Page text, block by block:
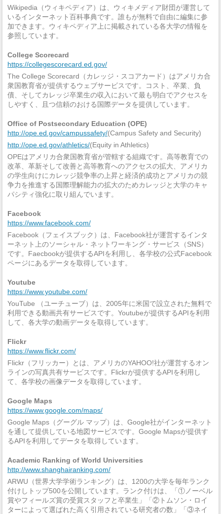
Wikipedia（ウィキペディア）は、ウィキメディア財団が運営して
いるインターネット百科事典です。誰もが無料で自由に編集に参
加できます。ウィキペディア上に掲載されている各大学の情報を
参照しています。
College Scorecard
https://collegescorecard.ed.gov/
The College Scorecard（カレッジ・スコアカード）はアメリカ合
衆国教育省が提供するウェブサービスです。コスト、卒業、負
債、そしてカレッジ卒業生の収入において最も明白でアクセスを
しやすく、且つ信頼のおける国際データを提供しています。
Office of Postsecondary Education (OPE)
http://ope.ed.gov/campussafety/(Campus Safety and Security)
http://ope.ed.gov/athletics/(Equity in Athletics)
OPEはアメリカ合衆国教育省が管轄する組織です。高等教育での
改革、革新そして改善と高等教育へのアクセスの拡大、アメリカ
の学生向けにカレッジ競争率の上昇と経済的成功とアメリカの競
争力を推進する国際理解能力の拡大のためカレッジと大学のキャ
パシティ強化に取り組んでいます。
Facebook
https://www.facebook.com/
Facebook（フェイスブック）は、Facebook社が運営するインタ
ーネット上のソーシャル・ネットワーキング・サービス（SNS）
です。Faecbookが提供するAPIを利用し、各学校の公式Facebook
ページにあるデータを取得しています。
Youtube
https://www.youtube.com/
YouTube （ユーチューブ）は、2005年に米国で設立された無料で
利用できる動画共有サービスです。Youtubeが提供するAPIを利用
して、各大学の動画データを取得しています。
Flickr
https://www.flickr.com/
Flickr（フリッカー）とは、アメリカのYAHOO!社が運営するオン
ラインの写真共有サービスです。Flickrが提供するAPIを利用し
て、各学校の画像データを取得しています。
Google Maps
https://www.google.com/maps/
Google Maps（グーグル マップ）は、Google社がインターネット
を通して提供している地図サービスです。Google Mapsが提供す
るAPIを利用してデータを取得しています。
Academic Ranking of World Universities
http://www.shanghairanking.com/
ARWU（世界大学学術ランキング）は、1200の大学を毎年ランク
付けしトップ500を公開しています。ランク付けは、「①ノーベル
賞やフィールズ賞の受賞スタッフと卒業生」「②トムソン・ロイ
ターによって選ばれた高く引用されている研究者の数」「③ネイ